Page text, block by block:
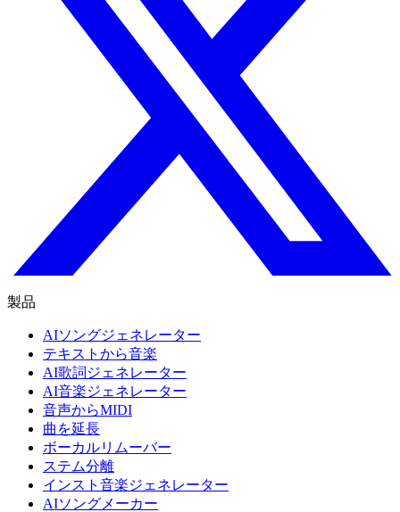
製品
AIソングジェネレーター
テキストから音楽
AI歌詞ジェネレーター
AI音楽ジェネレーター
音声からMIDI
曲を延長
ボーカルリムーバー
ステム分離
インスト音楽ジェネレーター
AIソングメーカー